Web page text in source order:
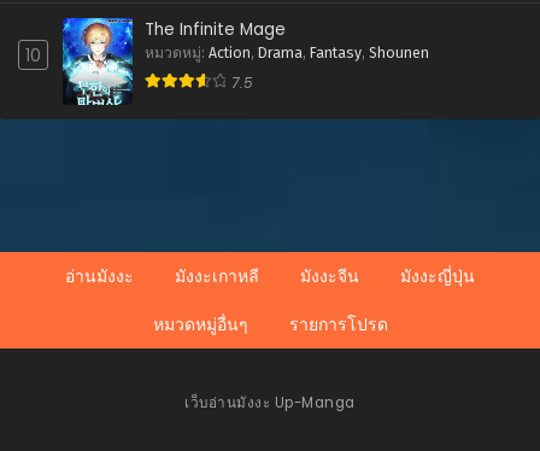
10
The Infinite Mage
หมวดหมู่: Action, Drama, Fantasy, Shounen
7.5
อ่านมังงะ มังงะเกาหลี มังงะจีน
มังงะญี่ปุ่น
หมวดหมู่อื่นๆ
รายการโปรด
เว็บอ่านมังงะ Up-Manga